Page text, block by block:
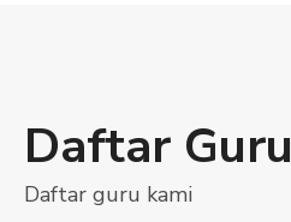
Daftar Guru
Daftar guru kami